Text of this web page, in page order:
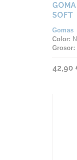
SOFT
Gomas
Color:
Grosor:
42,90